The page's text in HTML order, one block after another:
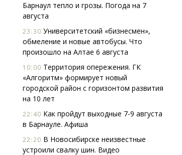
Барнаул тепло и грозы. Погода на 7
августа
23:30 Университетский «бизнесмен»,
обмеление и новые автобусы. Что
произошло на Алтае 6 августа
10:00 Территория опережения. ГК
«Алгоритм» формирует новый
городской район с горизонтом развития
на 10 лет
22:40 Как пройдут выходные 7-9 августа
в Барнауле. Афиша
22:20 В Новосибирске неизвестные
устроили свалку шин. Видео